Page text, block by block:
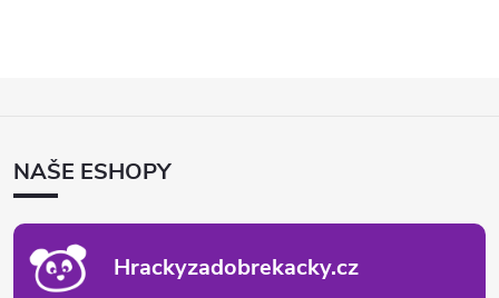
ANAŠE ESHOPY
Hrackyzadobrekacky.cz